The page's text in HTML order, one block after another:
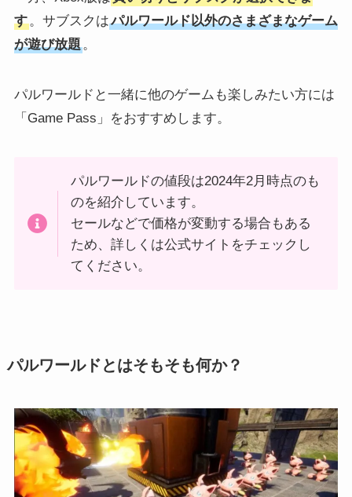
す。サブスクはパルワールド以外のさまざまなゲーム
が遊び放題。
パルワールドと一緒に他のゲームも楽しみたい方には
「Game Pass」をおすすめします。
パルワールドの値段は2024年2月時点のも
のを紹介しています。
セールなどで価格が変動する場合もある
ため、詳しくは公式サイトをチェックし
てください。
パルワールドとはそもそも何か？